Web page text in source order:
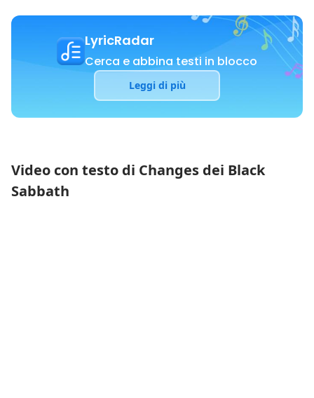
LyricRadar
Cerca e abbina testi in blocco
Leggi di più
Video con testo di Changes dei Black
Sabbath